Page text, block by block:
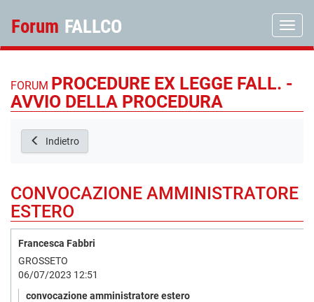
Forum FALLCO
FORUM PROCEDURE EX LEGGE FALL. -
AVVIO DELLA PROCEDURA
Indietro
CONVOCAZIONE AMMINISTRATORE
ESTERO
Francesca Fabbri
GROSSETO
06/07/2023 12:51
convocazione amministratore estero